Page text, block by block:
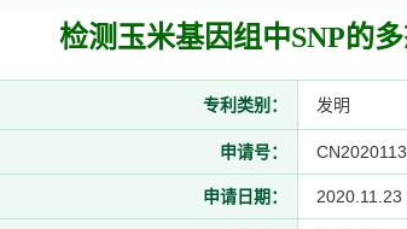
检测玉米基因组中SNP的
专利类别： 发明
申请号：
申请日期： 2020.11.23